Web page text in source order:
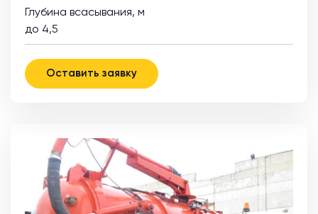
Глубина всасывания, м
до 4,5
Оставить заявку